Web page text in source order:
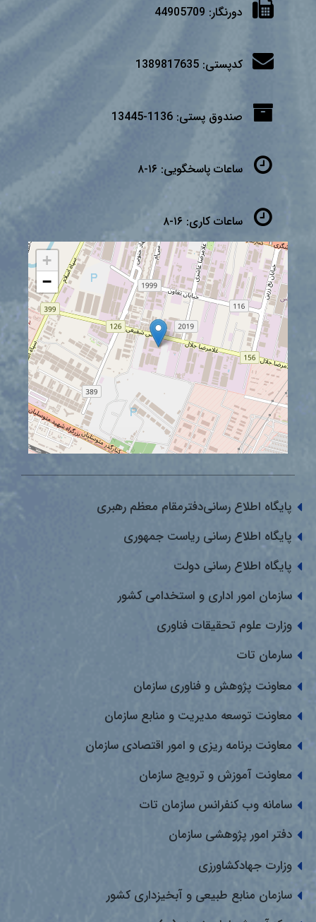
دورنگار: 44905709
کدپستی: 1389817635
صندوق پستی: 1136-13445
ساعات پاسخگویی: ۱۶-۸
ساعات کاری: ۱۶-۸
+
−
پایگاه اطلاع رسانی‌دفترمقام معظم رهبری
پایگاه اطلاع رسانی ریاست جمهوری
پایگاه اطلاع رسانی دولت
سازمان امور اداری و استخدامی کشور
وزارت علوم تحقیقات فناوری
سارمان تات
معاونت پژوهش و فناوری سازمان
معاونت توسعه مدیریت و منابع سازمان
معاونت برنامه ریزی و امور اقتصادی سازمان
معاونت آموزش و ترویج سازمان
سامانه وب کنفرانس سازمان تات
دفتر امور پژوهشی سازمان
وزارت جهادکشاورزی
سازمان منابع طبیعی و آبخیزداری کشور